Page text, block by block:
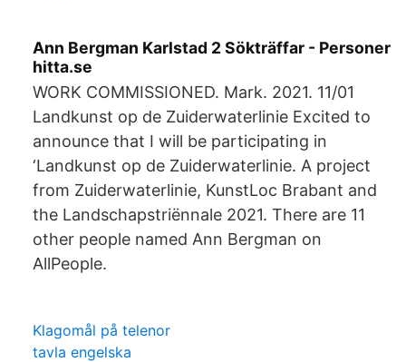
Ann Bergman Karlstad 2 Sökträffar - Personer
hitta.se
WORK COMMISSIONED. Mark. 2021. 11/01
Landkunst op de Zuiderwaterlinie Excited to
announce that I will be participating in
‘Landkunst op de Zuiderwaterlinie. A project
from Zuiderwaterlinie, KunstLoc Brabant and
the Landschapstriënnale 2021. There are 11
other people named Ann Bergman on
AllPeople.
Klagomål på telenor
tavla engelska